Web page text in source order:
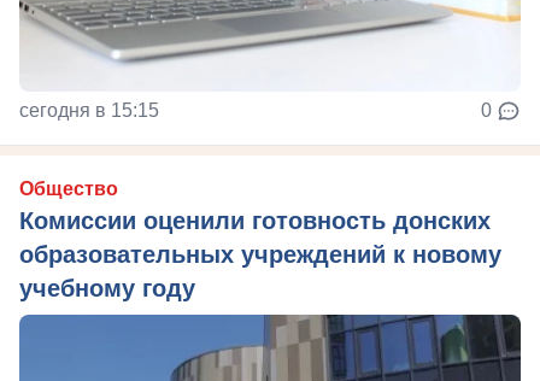
сегодня в 15:15 0
Общество
Комиссии оценили готовность донских
образовательных учреждений к новому
учебному году